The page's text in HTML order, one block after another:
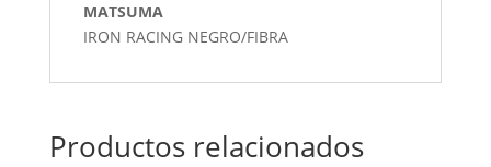
MATSUMA
IRON RACING NEGRO/FIBRA
Productos relacionados